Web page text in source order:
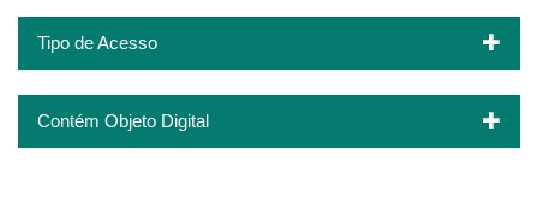
Tipo de Acesso
Contém Objeto Digital